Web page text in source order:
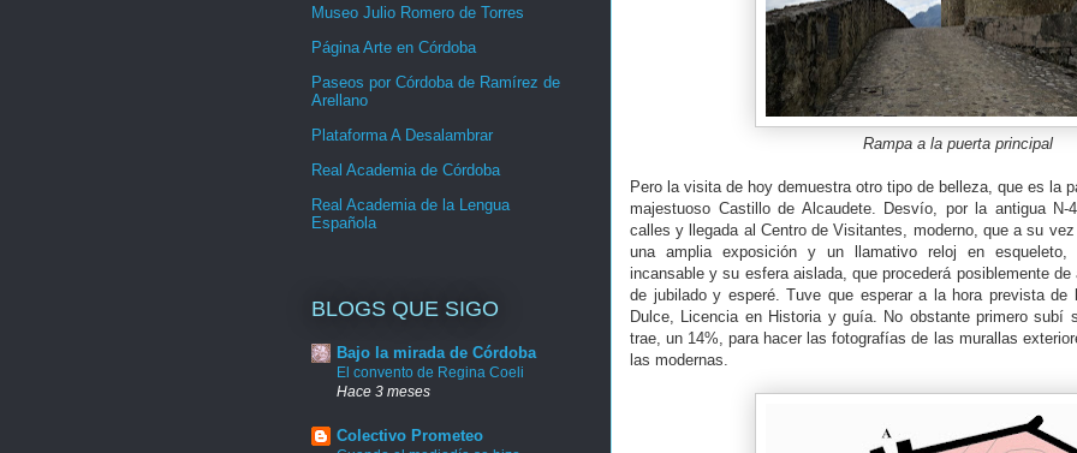
Rampa a la puerta principal
Pero la visita de hoy demuestra otro tipo de belleza, que es la
majestuoso Castillo de Alcaudete. Desvío, por la antigua N-
calles y llegada al Centro de Visitantes, moderno, que a su
una amplia exposición y un llamativo reloj en
incansable y su esfera aislada, que procederá posiblemente
de jubilado y esperé. Tuve que esperar a la hora prevista
Dulce, Licencia en Historia y guía. No obstante primero subí
trae, un 14%, para hacer las fotografías de las murallas
las modernas.
Museo Julio Romero de Torres
Página Arte en Córdoba
Paseos por Córdoba de Ramírez de
Arellano
Plataforma A Desalambrar
Real Academia de Córdoba
Real Academia de la Lengua
Española
BLOGS QUE SIGO
Bajo la mirada de Córdoba
El convento de Regina Coeli
Hace 3 meses
Colectivo Prometeo